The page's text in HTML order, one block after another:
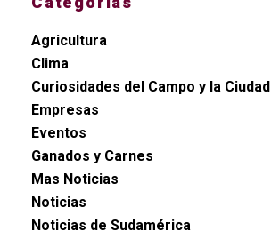
Agricultura
Clima
Curiosidades del Campo y la Ciudad
Empresas
Eventos
Ganados y Carnes
Mas Noticias
Noticias
Noticias de Sudamérica